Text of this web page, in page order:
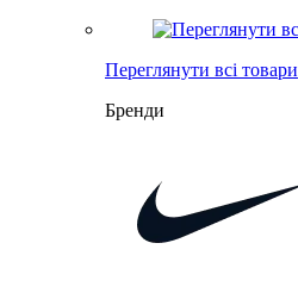
Переглянути всі товари
Бренди